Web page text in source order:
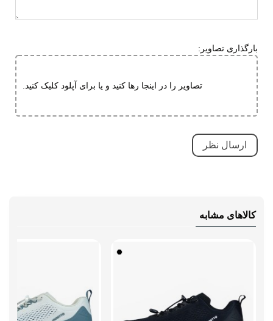
بارگذاری تصاویر:
تصاویر را در اینجا رها کنید و یا برای آپلود کلیک کنید.
کالاهای مشابه